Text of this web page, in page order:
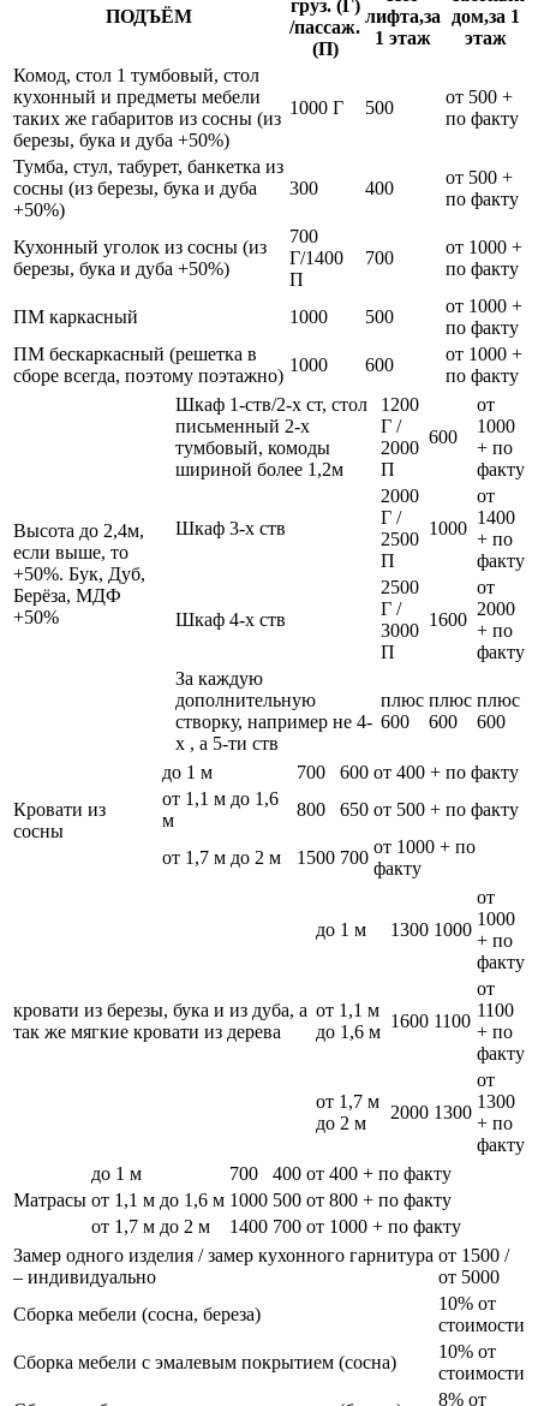
ПОДЪЁМ
груз. (Г)
/пассаж.
(П)
лифта,за
1 этаж
дом,за 1
этаж
Комод, стол 1 тумбовый, стол
кухонный и предметы мебели
таких же габаритов из сосны (из
березы, бука и дуба +50%)
1000 Г 500
от 500 +
по факту
Тумба, стул, табурет, банкетка из
сосны (из березы, бука и дуба
+50%)
300 400
от 500 +
по факту
Кухонный уголок из сосны (из
березы, бука и дуба +50%)
700
Г/1400
П
700
от 1000 +
по факту
ПМ каркасный 1000 500
от 1000 +
по факту
ПМ бескаркасный (решетка в
сборе всегда, поэтому поэтажно)
1000 600
от 1000 +
по факту
Высота до 2,4м,
если выше, то
+50%. Бук, Дуб,
Берёза, МДФ
+50%
Шкаф 1-ств/2-х ст, стол
письменный 2-х
тумбовый, комоды
шириной более 1,2м
1200
Г /
2000
П
600
от
1000
+ по
факту
Шкаф 3-х ств
2000
Г /
2500
П
1000
от
1400
+ по
факту
Шкаф 4-х ств
2500
Г /
3000
П
1600
от
2000
+ по
факту
За каждую
дополнительную
створку, например не 4-
х , а 5-ти ств
плюс
600
плюс
600
плюс
600
Кровати из
сосны
до 1 м 700 600 от 400 + по факту
от 1,1 м до 1,6
м
800 650 от 500 + по факту
от 1,7 м до 2 м 1500 700
от 1000 + по
факту
кровати из березы, бука и из дуба, а
так же мягкие кровати из дерева
до 1 м 1300 1000
от
1000
+ по
факту
от 1,1 м
до 1,6 м
1600 1100
от
1100
+ по
факту
от 1,7 м
до 2 м
2000 1300
от
1300
+ по
факту
Матрасы
до 1 м 700 400 от 400 + по факту
от 1,1 м до 1,6 м 1000 500 от 800 + по факту
от 1,7 м до 2 м
1400 700 от 1000 + по факту
Замер одного изделия / замер кухонного гарнитура
– индивидуально
от 1500 /
от 5000
Сборка мебели (сосна, береза)
10% от
стоимости
Сборка мебели с эмалевым покрытием (сосна)
10% от
стоимости
8% от